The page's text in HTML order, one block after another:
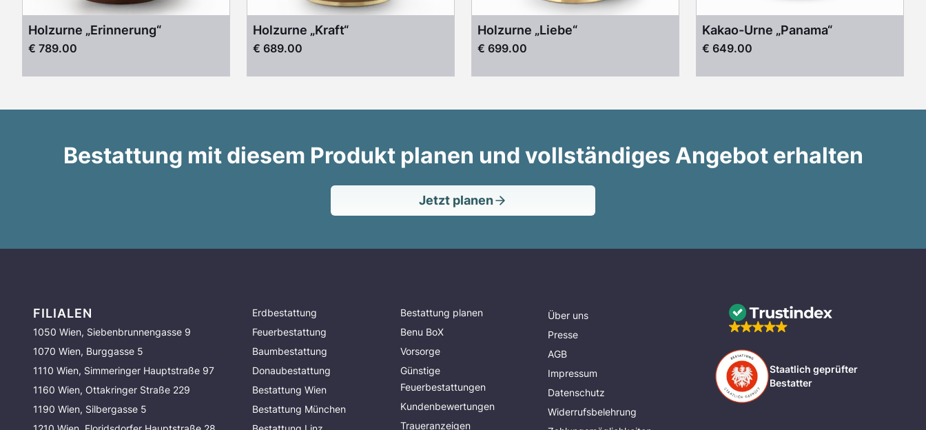
Holzurne „Erinnerung“
€ 789.00
Holzurne „Kraft“
€ 689.00
Holzurne „Liebe“
€ 699.00
Kakao-Urne „Panama“
€ 649.00
Bestattung mit diesem Produkt planen und vollständiges Angebot erhalten
Jetzt planen
FILIALEN
1050 Wien, Siebenbrunnengasse 9
1070 Wien, Burggasse 5
1110 Wien, Simmeringer Hauptstraße 97
1160 Wien, Ottakringer Straße 229
1190 Wien, Silbergasse 5
Erdbestattung
Feuerbestattung
Baumbestattung
Donaubestattung
Bestattung Wien
Bestattung München
Bestattung planen
Benu BoX
Vorsorge
Günstige
Feuerbestattungen
Kundenbewertungen
Traueranzeigen
Über uns
Presse
AGB
Impressum
Datenschutz
Widerrufsbelehrung
Staatlich geprüfter
Bestatter